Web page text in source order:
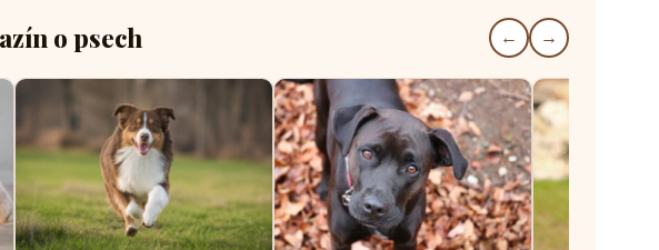
o psech ← →